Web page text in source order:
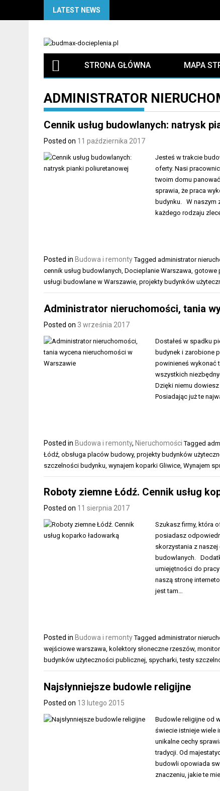
LATEST NEWS
STRONA GŁÓWNA MAPA
ADMINISTRATOR
Cennik usług budowlanych: natrysk
Posted on 11 października 2017
Jesteś w trakcie
oferty. Nasi
twoim domu
sprawia, że praca
budynku. W naszym
każdego rodzaju
Posted in Budowa i remonty Tagged administrator
cennik usług budowlanych, Docieplanie Warszawa, gotowe
usługi budowlane w Warszawie, projekty budynków
Administrator nieruchomości, tania
Posted on 3 września 2017
Dostałeś w spadku
budynek i zarobione
powinieneś wykonać
wszystkich
Dzięki niemu
Posiadając już te
Posted in Budowa i remonty, Nieruchomości Tagged
Łódź obsługa placów budowy, projekty budynków
szczelności budynku wynajem koparki Gliwice Wynajem
Roboty ziemne Łódź. Cennik usług
Posted on 11 sierpnia 2017
Szukasz firmy, która
posiadasz
skorzystania z
budowlanych.
umiejętności do
naszą stronę
jest tam…
Posted in Budowa i remonty Tagged administrator
wejściowe warszawa, kolektory słoneczne rzeszów,
budynków użyteczności publicznej, spycharki,testy
Najsłynniejsze budowle religijne
Posted on 13 lutego 2015
Budowle religijne od
świecie istnieje wiele
unikalne cechy
tradycji. Od
budowli opowiada
znaczeniu, jakie te